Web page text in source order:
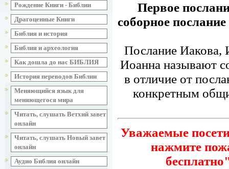
Рождение Книги - Библии
Драгоценные Книги
Библия и история
Библия и археология
Как дошла до нас БИБЛИЯ
История переводов Библии
Меняющийся язык для
меняющегося мира
Читать, слушать Ветхий завет
онлайн
Читать, слушать Новый завет
онлайн
Аудио Библия онлайн
Первое
соборное
Послание Иакова,
Иоанна называют
в отличие от
конкретным
Уважаемые
нажмите